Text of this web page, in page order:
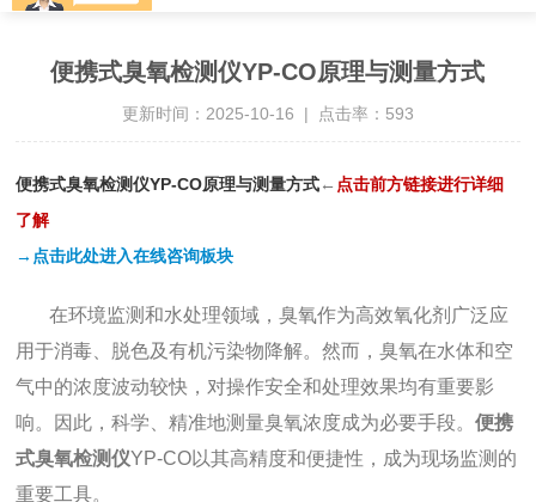
便携式臭氧检测仪YP-CO原理与测量方式
更新时间：2025-10-16 | 点击率：593
便携式臭氧检测仪YP-CO原理与测量方式← 点击前方链接进行详细
了解
→点击此处进入在线咨询板块
在环境监测和水处理领域，臭氧作为高效氧化剂广泛应
用于消毒、脱色及有机污染物降解。然而，臭氧在水体和空
气中的浓度波动较快，对操作安全和处理效果均有重要影
响。因此，科学、精准地测量臭氧浓度成为必要手段。便携
式臭氧检测仪YP-CO以其高精度和便捷性，成为现场监测的
重要工具。